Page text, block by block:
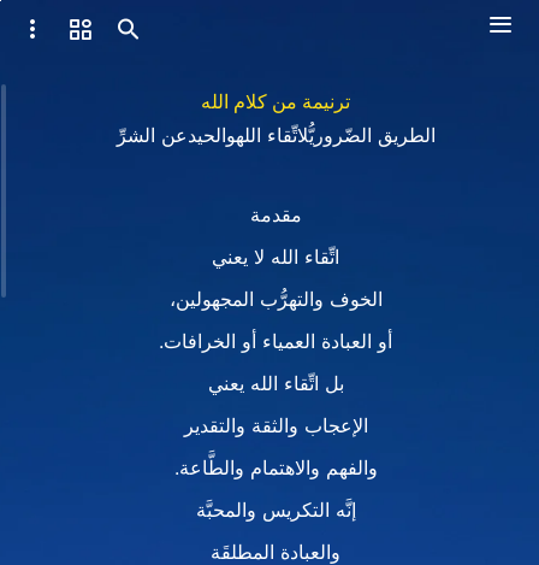
ترنيمة من كلام الله
الطريق الضّروريُّلاتِّقاء اللهوالحيدعن الشرِّ
مقدمة
اتِّقاء الله لا يعني
الخوف والتهرُّب المجهولين،
أو العبادة العمياء أو الخرافات.
بل اتِّقاء الله يعني
الإعجاب والثقة والتقدير
والفهم والاهتمام والطَّاعة.
إنَّه التكريس والمحبَّة
والعبادة المطلقَة